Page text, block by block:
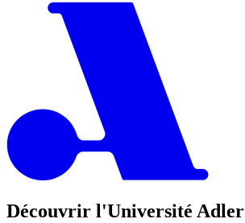
Découvrir l'Université Adler